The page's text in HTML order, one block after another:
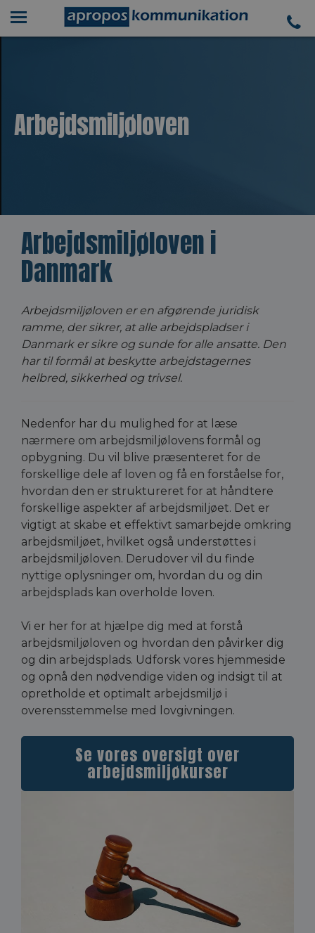
Arbejdsmiljøloven
Arbejdsmiljøloven i
Danmark
Arbejdsmiljøloven er en afgørende juridisk
ramme, der sikrer, at alle arbejdspladser i
Danmark er sikre og sunde for alle ansatte. Den
har til formål at beskytte arbejdstagernes
helbred, sikkerhed og trivsel.
Nedenfor har du mulighed for at læse
nærmere om arbejdsmiljølovens formål og
opbygning. Du vil blive præsenteret for de
forskellige dele af loven og få en forståelse for,
hvordan den er struktureret for at håndtere
forskellige aspekter af arbejdsmiljøet. Det er
vigtigt at skabe et effektivt samarbejde omkring
arbejdsmiljøet, hvilket også understøttes i
arbejdsmiljøloven. Derudover vil du finde
nyttige oplysninger om, hvordan du og din
arbejdsplads kan overholde loven.
Vi er her for at hjælpe dig med at forstå
arbejdsmiljøloven og hvordan den påvirker dig
og din arbejdsplads. Udforsk vores hjemmeside
og opnå den nødvendige viden og indsigt til at
opretholde et optimalt arbejdsmiljø i
overensstemmelse med lovgivningen.
Se vores oversigt over
arbejdsmiljøkurser